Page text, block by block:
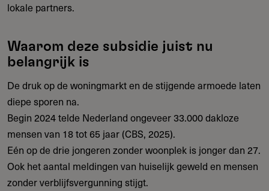
lokale partners.
Waarom deze subsidie juist nu
belangrijk is
De druk op de woningmarkt en de stijgende armoede laten
diepe sporen na.
Begin 2024 telde Nederland ongeveer 33.000 dakloze
mensen van 18 tot 65 jaar (CBS, 2025).
Eén op de drie jongeren zonder woonplek is jonger dan 27.
Ook het aantal meldingen van huiselijk geweld en mensen
zonder verblijfsvergunning stijgt.